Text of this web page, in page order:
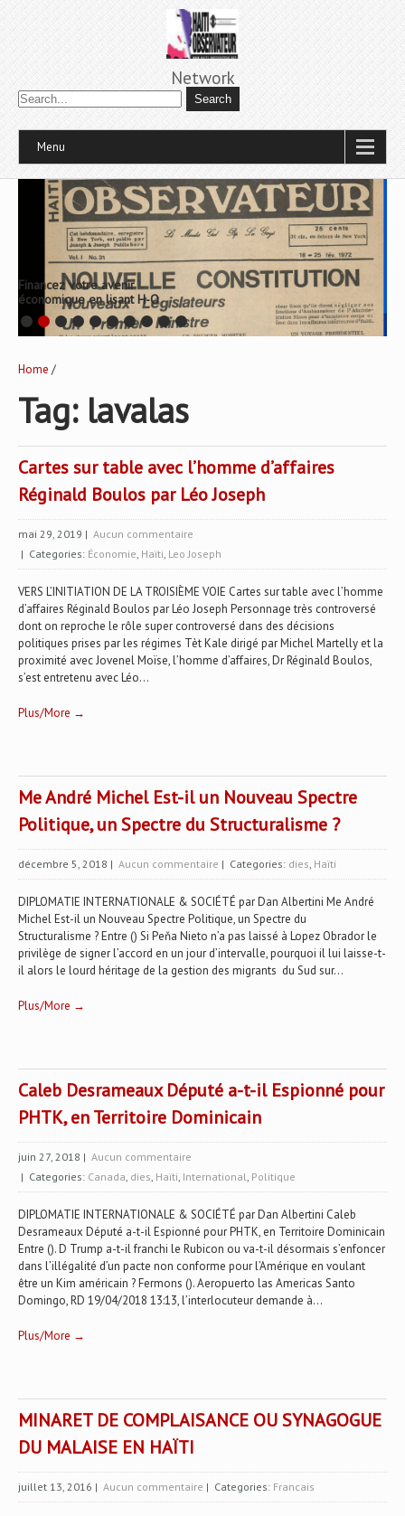
Network
Menu
Lè manke gid, pèp la gaye
Home /
Tag: lavalas
Cartes sur table avec l’homme d’affaires
Réginald Boulos par Léo Joseph
mai 29, 2019 | Aucun commentaire
| Categories: Économie, Haïti, Leo Joseph
VERS L’INITIATION DE LA TROISIÈME VOIE Cartes sur table avec l’homme
d’affaires Réginald Boulos par Léo Joseph Personnage très controversé
dont on reproche le rôle super controversé dans des décisions
politiques prises par les régimes Tèt Kale dirigé par Michel Martelly et la
proximité avec Jovenel Moïse, l’homme d’affaires, Dr Réginald Boulos,
s’est entretenu avec Léo...
Plus/More →
Me André Michel Est-il un Nouveau Spectre
Politique, un Spectre du Structuralisme ?
décembre 5, 2018 | Aucun commentaire | Categories: dies, Haïti
DIPLOMATIE INTERNATIONALE & SOCIÉTÉ par Dan Albertini Me André
Michel Est-il un Nouveau Spectre Politique, un Spectre du
Structuralisme ? Entre () Si Peňa Nieto n’a pas laissé à Lopez Obrador le
privilège de signer l’accord en un jour d’intervalle, pourquoi il lui laisse-t-
il alors le lourd héritage de la gestion des migrants du Sud sur...
Plus/More →
Caleb Desrameaux Député a-t-il Espionné pour
PHTK, en Territoire Dominicain
juin 27, 2018 | Aucun commentaire
| Categories: Canada, dies, Haïti, International, Politique
DIPLOMATIE INTERNATIONALE & SOCIÉTÉ par Dan Albertini Caleb
Desrameaux Député a-t-il Espionné pour PHTK, en Territoire Dominicain
Entre (). D Trump a-t-il franchi le Rubicon ou va-t-il désormais s’enfoncer
dans l’illégalité d’un pacte non conforme pour l’Amérique en voulant
être un Kim américain ? Fermons (). Aeropuerto las Americas Santo
Domingo, RD 19/04/2018 13:13, l’interlocuteur demande à...
Plus/More →
MINARET DE COMPLAISANCE OU SYNAGOGUE
DU MALAISE EN HAÏTI
juillet 13, 2016 | Aucun commentaire | Categories: Francais